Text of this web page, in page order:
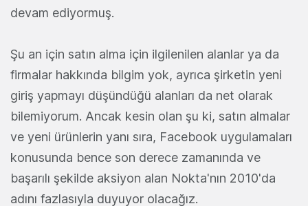
devam ediyormuş.
Şu an için satın alma için ilgilenilen alanlar ya da
firmalar hakkında bilgim yok, ayrıca şirketin yeni
giriş yapmayı düşündüğü alanları da net olarak
bilemiyorum. Ancak kesin olan şu ki, satın almalar
ve yeni ürünlerin yanı sıra, Facebook uygulamaları
konusunda bence son derece zamanında ve
başarılı şekilde aksiyon alan Nokta'nın 2010'da
adını fazlasıyla duyuyor olacağız.